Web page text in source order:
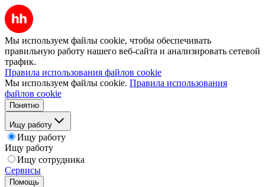
Мы используем файлы cookie, чтобы обеспечивать
правильную работу нашего веб-сайта и анализировать сетевой
трафик.
Правила использования файлов cookie
Мы используем файлы cookie. Правила использования
файлов cookie
Понятно
Ищу работу
Ищу работу
Ищу работу
Ищу сотрудника
Сервисы
Помощь